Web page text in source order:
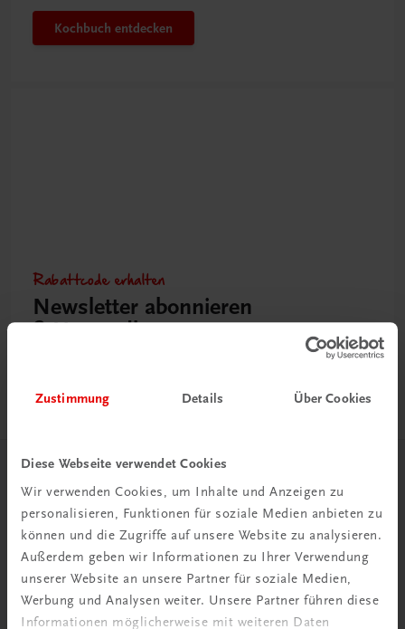
Zustimmung Details Über Cookies
Diese Webseite verwendet Cookies
Wir verwenden Cookies, um Inhalte und Anzeigen zu
personalisieren, Funktionen für soziale Medien anbieten zu
können und die Zugriffe auf unsere Website zu analysieren.
Außerdem geben wir Informationen zu Ihrer Verwendung
unserer Website an unsere Partner für soziale Medien,
Werbung und Analysen weiter. Unsere Partner führen diese
Informationen möglicherweise mit weiteren Daten
Kochbuch entdecken
Rabattcode erhalten
Newsletter abonnieren
& Versandkosten sparen
Herzlich willkommen bei TRAUNER!
Wir über uns